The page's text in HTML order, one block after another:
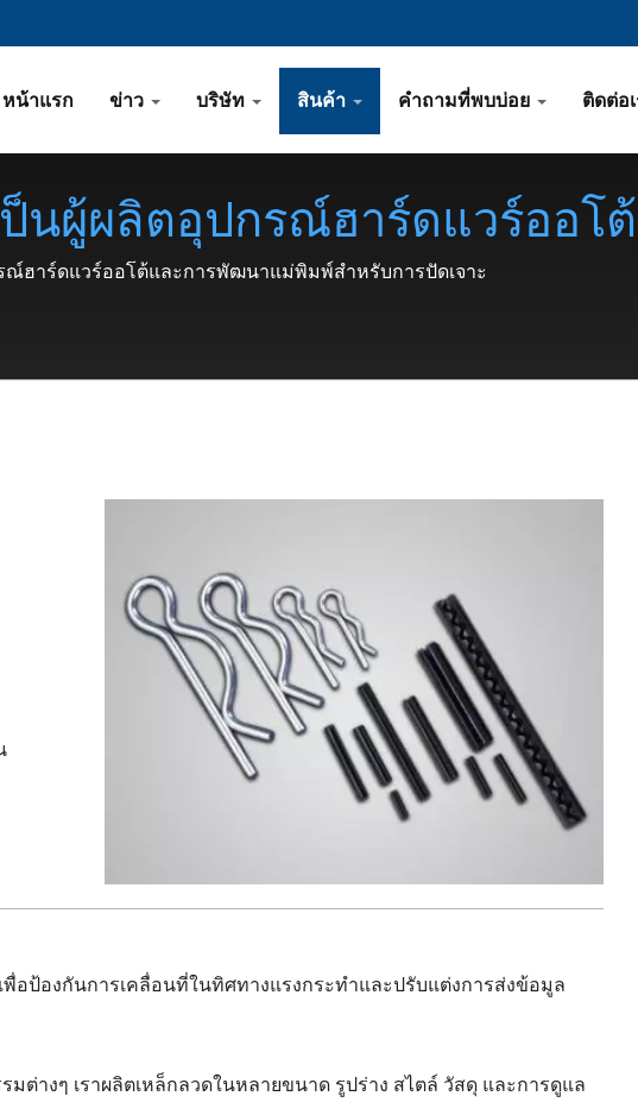
หน้าแรก ข่าว บริษัท สินค้า คำถามที่พบบ่อย ติดต่อ
ป็นผู้ผลิตอุปกรณ์ฮาร์ดแวร์ออ
จาะ
ณ์ฮาร์ดแวร์ออโต้และการพัฒนาแม่พิมพ์สำหรับการปัดเจาะ
อป้องกันการเคลื่อนที่ในทิศทางแรงกระทำและปรับแต่งการส่งข้อมูล
ต่างๆ เราผลิตเหล็กลวดในหลายขนาด รูปร่าง สไตล์ วัสดุ และการดูแล